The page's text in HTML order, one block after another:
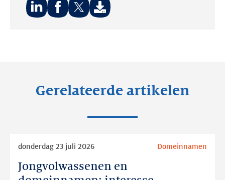
Gerelateerde artikelen
Jongvolwassenen en
donderdag 23 juli 2026 Domeinnamen
Jongvolwassenen